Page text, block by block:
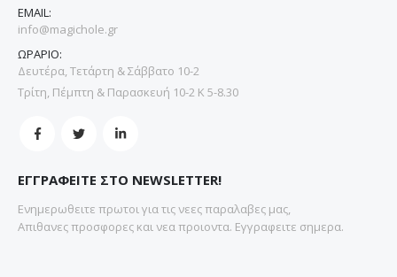
EMAIL:
info@magichole.gr
ΩΡΑΡΙΟ:
Δευτέρα, Τετάρτη & Σάββατο 10-2
Τρίτη, Πέμπτη & Παρασκευή 10-2 Κ 5-8.30
ΕΓΓΡΑΦΕΙΤΕ ΣΤΟ NEWSLETTER!
Ενημερωθειτε πρωτοι για τις νεες παραλαβες μας,
Απιθανες προσφορες και νεα προιοντα. Εγγραφειτε σημερα.